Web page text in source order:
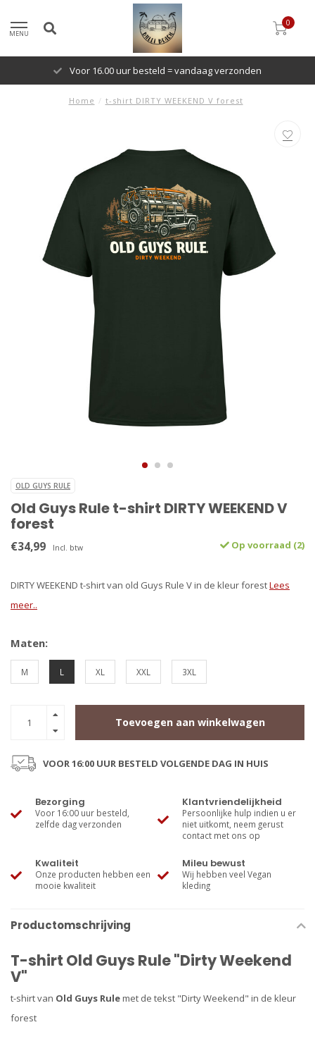
MENU
0
Voor 16.00 uur besteld = vandaag verzonden
Home / t-shirt DIRTY WEEKEND V forest
OLD GUYS RULE
Old Guys Rule t-shirt DIRTY WEEKEND V
forest
€34,99 Incl. btw Op voorraad (2)
DIRTY WEEKEND t-shirt van old Guys Rule V in de kleur forestLees
meer..
Maten:
M L XL XXL 3XL
Toevoegen aan winkelwagen
VOOR 16:00 UUR BESTELD VOLGENDE DAG IN HUIS
Bezorging
Voor 16:00 uur besteld,
zelfde dag verzonden
Klantvriendelijkheid
Persoonlijke hulp indien u er
niet uitkomt, neem gerust
contact met ons op
Kwaliteit
Onze producten hebben een
mooie kwaliteit
Mileu bewust
Wij hebben veel Vegan
kleding
Productomschrijving
T-shirt Old Guys Rule "Dirty Weekend
V"
t-shirt van Old Guys Rulemet de tekst "Dirty Weekend" in de kleur
forest